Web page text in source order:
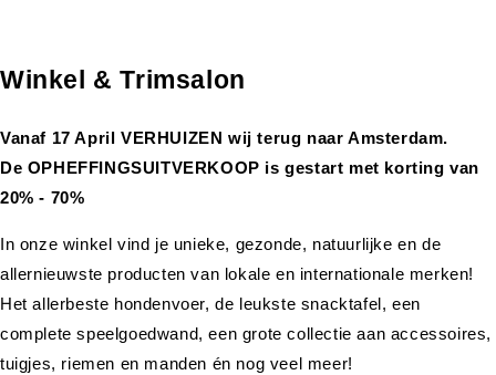
Winkel & Trimsalon
Vanaf 17 April VERHUIZEN wij terug naar Amsterdam.
De OPHEFFINGSUITVERKOOP is gestart met korting van
20% - 70%
In onze winkel vind je unieke, gezonde, natuurlijke en de
allernieuwste producten van lokale en internationale merken!
Het allerbeste hondenvoer, de leukste snacktafel, een
complete speelgoedwand, een grote collectie aan accessoires,
tuigjes, riemen en manden én nog veel meer!